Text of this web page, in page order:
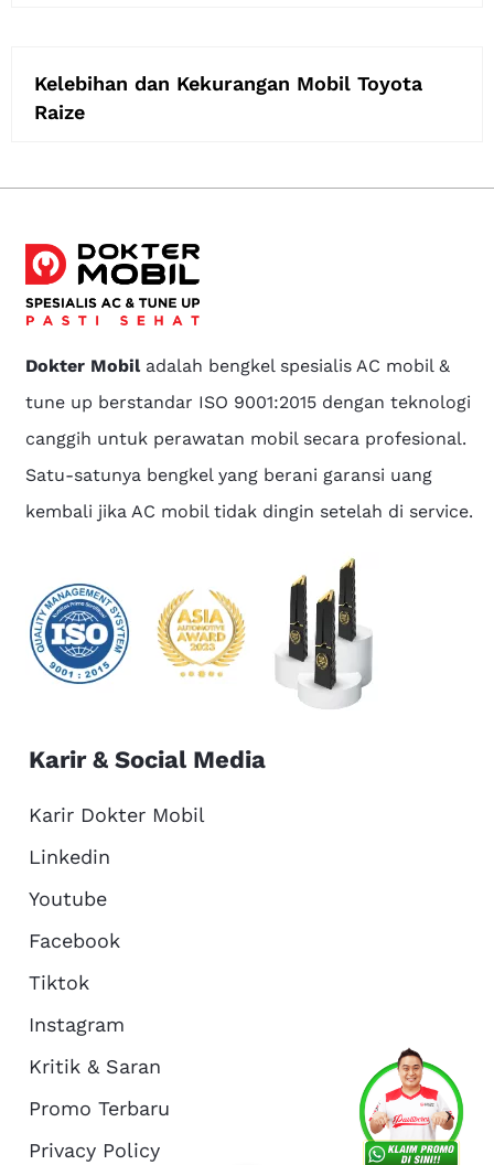
About Us
Kelebihan dan Kekurangan Mobil Toyota
Raize
Dokter Mobiladalah bengkel spesialis AC mobil &
tune up berstandar ISO 9001:2015 dengan teknologi
canggih untuk perawatan mobil secara profesional.
Satu-satunya bengkel yang berani garansi uang
kembali jika AC mobil tidak dingin setelah di service.
Karir & Social Media
Karir Dokter Mobil
Linkedin
Youtube
Facebook
Tiktok
Instagram
Kritik & Saran
Promo Terbaru
Privacy Policy